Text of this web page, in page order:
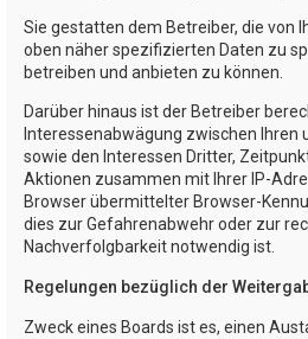
Sie gestatten dem Betreiber, die von
oben näher spezifizierten Daten zu
betreiben und anbieten zu können.
Darüber hinaus ist der Betreiber
Interessenabwägung zwischen Ihren
sowie den Interessen Dritter,
Aktionen zusammen mit Ihrer IP-
Browser übermittelter Browser-
dies zur Gefahrenabwehr oder zur
Nachverfolgbarkeit notwendig ist.
Regelungen bezüglich der
Zweck eines Boards ist es, einen